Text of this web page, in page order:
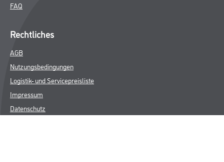
FAQ
Rechtliches
AGB
Nutzungsbedingungen
Logistik- und Servicepreisliste
Impressum
Datenschutz